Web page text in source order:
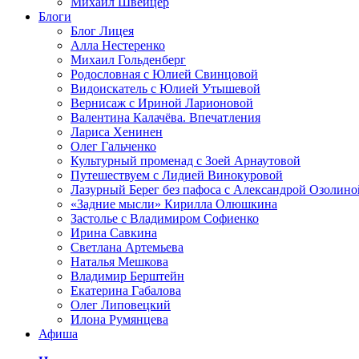
Блоги
Блог Лицея
Алла Нестеренко
Михаил Гольденберг
Родословная с Юлией Свинцовой
Видоискатель с Юлией Утышевой
Вернисаж с Ириной Ларионовой
Валентина Калачёва. Впечатления
Лариса Хенинен
Олег Гальченко
Культурный променад с Зоей Арнаутовой
Путешествуем с Лидией Винокуровой
Лазурный Берег без пафоса с Александрой
«Задние мысли» Кирилла Олюшкина
Застолье с Владимиром Софиенко
Ирина Савкина
Светлана Артемьева
Наталья Мешкова
Владимир Берштейн
Екатерина Габалова
Олег Липовецкий
Илона Румянцева
Афиша